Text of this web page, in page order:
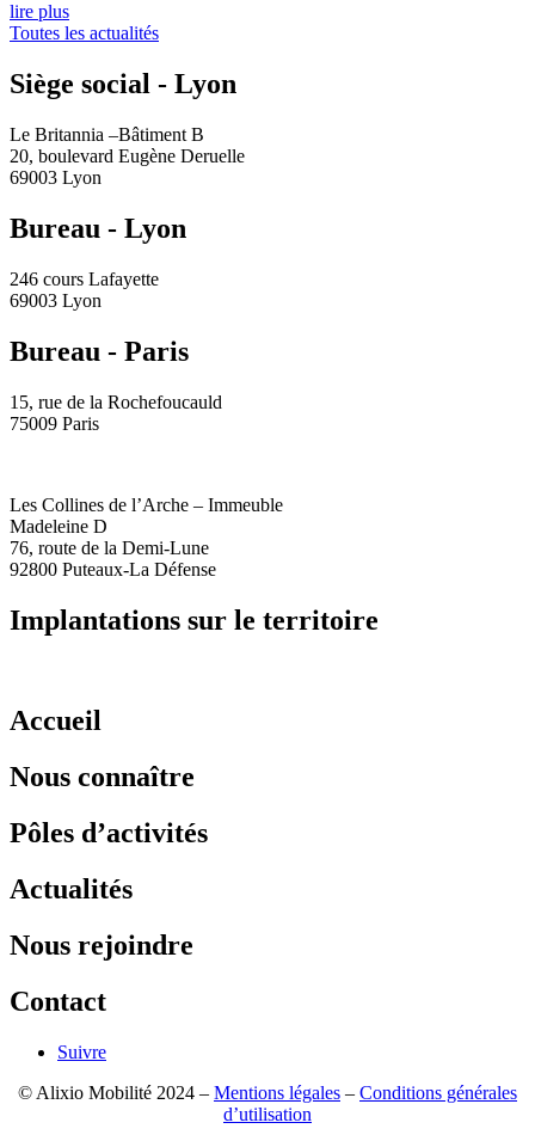
lire plus
Toutes les actualités
Siège social - Lyon
Le Britannia –Bâtiment B
20, boulevard Eugène Deruelle
69003 Lyon
Bureau - Lyon
246 cours Lafayette
69003 Lyon
Bureau - Paris
15, rue de la Rochefoucauld
75009 Paris
Les Collines de l’Arche – Immeuble
Madeleine D
76, route de la Demi-Lune
92800 Puteaux-La Défense
Implantations sur le territoire
Accueil
Nous connaître
Pôles d’activités
Actualités
Nous rejoindre
Contact
Suivre
© Alixio Mobilité 2024 – Mentions légales – Conditions générales
d’utilisation